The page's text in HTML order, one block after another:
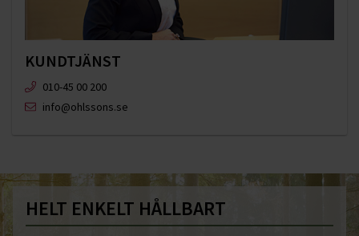
KUNDTJÄNST
010-45 00 200​
info@ohlssons.se
HELT ENKELT HÅLLBART